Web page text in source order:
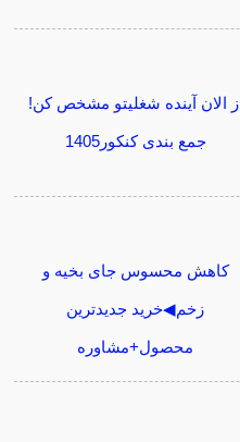
از الان آینده شغلیتو مشخص کن!
جمع بندی کنکور1405
کاهش محسوس جای بخیه و
زخم◀خرید جدیدترین
محصول+مشاوره